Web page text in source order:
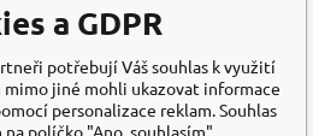
a GDPR
potřebují Váš souhlas k využití
jiné mohli ukazovat informace
personalizace reklam. Souhlas
políčko "Ano, souhlasím".